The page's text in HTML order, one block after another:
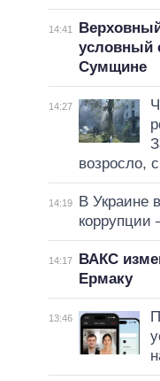
14:41
условный
Сумщине
14:27
возросло,
14:19
В Украине
коррупции
14:17
ВАКС
Ермаку
13:46